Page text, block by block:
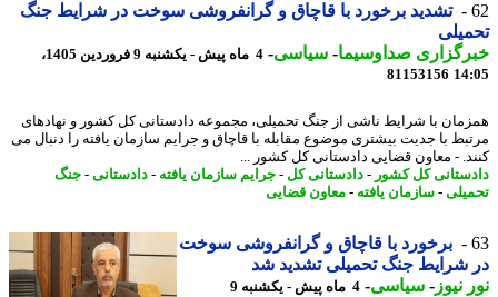
تشدید برخورد با قاچاق و گرانفروشی سوخت در شرایط جنگ
صداوسیما-سیاسی-
4 ماه پیش - یکشنبه 9 فروردین 1405،
81153156
با شرایط ناشی از جنگ تحمیلی، مجموعه دادستانی کل کشور و نهادهای
با جدیت بیشتری موضوع مقابله با قاچاق و جرایم سازمان یافته را دنبال می
- معاون قضایی دادستانی کل کشور ...
کل کشور-دادستانی کل-جرایم سازمان یافته -دادستانی-جنگ
-سازمان یافته -معاون قضایی
برخورد با قاچاق و گرانفروشی سوخت
شرایط جنگ تحمیلی تشدید شد
نیوز-سیاسی-
4 ماه پیش - یکشنبه 9